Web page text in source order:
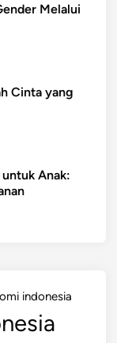
Melalui
Cinta yang
untuk Anak:
indonesia